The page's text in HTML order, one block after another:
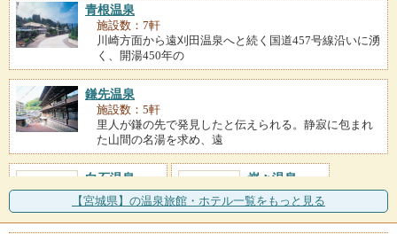
青根温泉
施設数：7軒
川崎方面から遠刈田温泉へと続く国道457号線沿いに湧
く、開湯450年の
鎌先温泉
施設数：5軒
里人が鎌の先で発見したと伝えられる。静寂に包まれ
た山間の名湯を求め、遠
白石温泉
施設数：1軒
峩々温泉
施設数：1軒
【宮城県】の温泉旅館・ホテル一覧をもっと見る